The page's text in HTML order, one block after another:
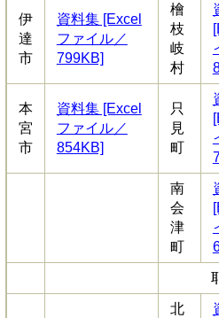
伊
達
市
資料集 [Excel
ファイル／
799KB]
檜
枝
岐
村
本
宮
市
資料集 [Excel
ファイル／
854KB]
只
見
町
南
会
津
町
北